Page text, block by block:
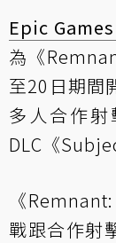
Epic
為《
至20日期間
多人合作
DLC《
《
戰跟合作射